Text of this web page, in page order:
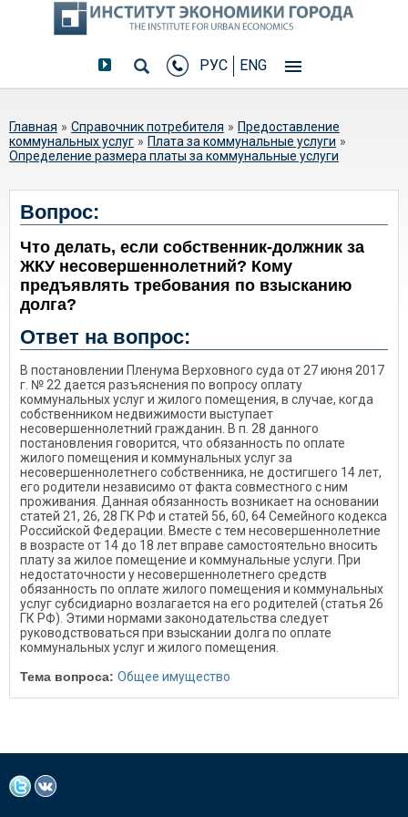
РУС ENG
Вы здесь
Главная » Справочник потребителя » Предоставление
коммунальных услуг » Плата за коммунальные услуги »
Определение размера платы за коммунальные услуги
Что делать, если собственник-
должник за ЖКУ
несовершеннолетний? Кому
предъявлять требования по
взысканию долга?
Вопрос:
Что делать, если собственник-должник за
ЖКУ несовершеннолетний? Кому
предъявлять требования по взысканию
долга?
Ответ на вопрос:
В постановлении Пленума Верховного суда от 27 июня 2017
г. № 22 дается разъяснения по вопросу оплату
коммунальных услуг и жилого помещения, в случае, когда
собственником недвижимости выступает
несовершеннолетний гражданин. В п. 28 данного
постановления говорится, что обязанность по оплате
жилого помещения и коммунальных услуг за
несовершеннолетнего собственника, не достигшего 14 лет,
его родители независимо от факта совместного с ним
проживания. Данная обязанность возникает на основании
статей 21, 26, 28 ГК РФ и статей 56, 60, 64 Семейного кодекса
Российской Федерации. Вместе с тем несовершеннолетние
в возрасте от 14 до 18 лет вправе самостоятельно вносить
плату за жилое помещение и коммунальные услуги. При
недостаточности у несовершеннолетнего средств
обязанность по оплате жилого помещения и коммунальных
услуг субсидиарно возлагается на его родителей (статья 26
ГК РФ). Этими нормами законодательства следует
руководствоваться при взыскании долга по оплате
коммунальных услуг и жилого помещения.
Тема вопроса: Общее имущество